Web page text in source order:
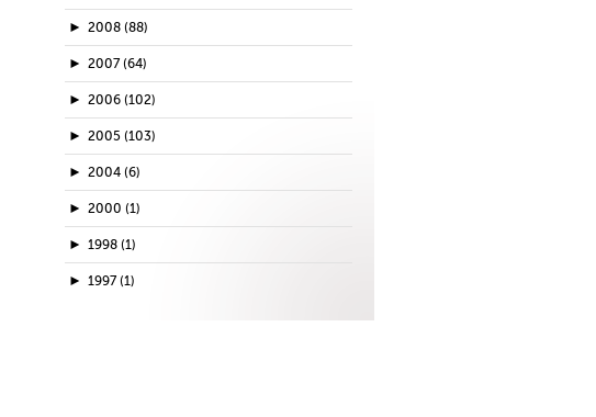
► 2008 (88)
► 2007 (64)
► 2006 (102)
► 2005 (103)
► 2004 (6)
► 2000 (1)
► 1998 (1)
► 1997 (1)